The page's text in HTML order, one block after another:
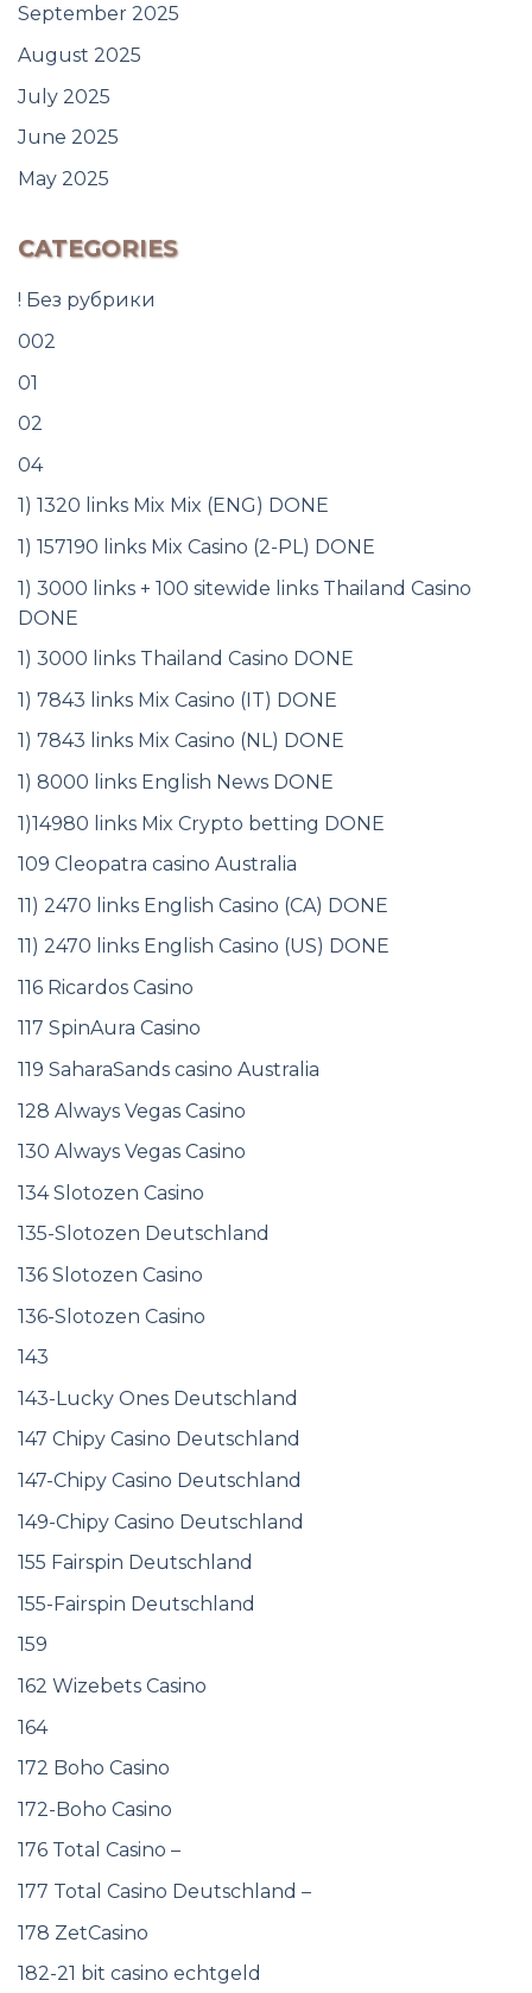
September 2025
August 2025
July 2025
June 2025
May 2025
CATEGORIES
! Без рубрики
002
01
02
04
1) 1320 links Mix Mix (ENG) DONE
1) 157190 links Mix Casino (2-PL) DONE
1) 3000 links + 100 sitewide links Thailand Casino
DONE
1) 3000 links Thailand Casino DONE
1) 7843 links Mix Casino (IT) DONE
1) 7843 links Mix Casino (NL) DONE
1) 8000 links English News DONE
1)14980 links Mix Crypto betting DONE
109 Cleopatra casino Australia
11) 2470 links English Casino (CA) DONE
11) 2470 links English Casino (US) DONE
116 Ricardos Casino
117 SpinAura Casino
119 SaharaSands casino Australia
128 Always Vegas Casino
130 Always Vegas Casino
134 Slotozen Casino
135-Slotozen Deutschland
136 Slotozen Casino
136-Slotozen Casino
143
143-Lucky Ones Deutschland
147 Chipy Casino Deutschland
147-Chipy Casino Deutschland
149-Chipy Casino Deutschland
155 Fairspin Deutschland
155-Fairspin Deutschland
159
162 Wizebets Casino
164
172 Boho Casino
172-Boho Casino
176 Total Casino –
177 Total Casino Deutschland –
178 ZetCasino
182-21 bit casino echtgeld